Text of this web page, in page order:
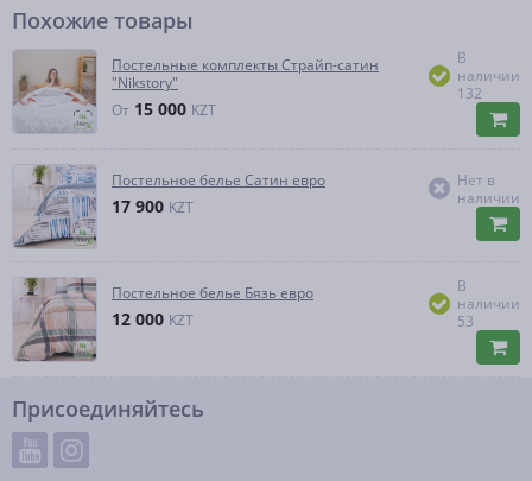
Похожие товары
Постельные комплекты Страйп-сатин
"Nikstory"
От 15 000 KZT
В
наличии
132
Постельное белье Сатин евро
17 900 KZT
Нет в
наличии
Постельное белье Бязь евро
12 000 KZT
В
наличии
53
Присоединяйтесь